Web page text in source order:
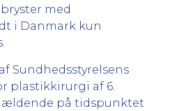
med
i Danmark kun
Sundhedsstyrelsens
plastikkirurgi af 6.
på tidspunktet